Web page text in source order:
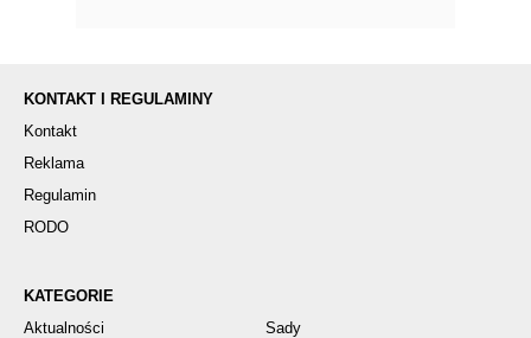
KONTAKT I REGULAMINY
Kontakt
Reklama
Regulamin
RODO
KATEGORIE
Aktualności
Sady